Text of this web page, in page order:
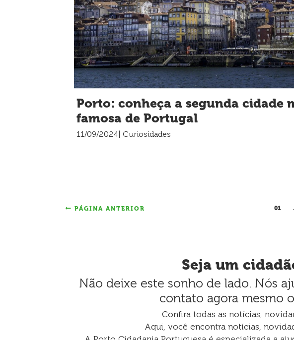
Porto: conheça a segunda cidade
famosa de Portugal
11/09/2024| Curiosidades
PÁGINA ANTERIOR 01
Seja um
Não deixe este sonho de lado. Nós
contato agora mesmo
Confira todas as notícias,
Aqui, você encontra notícias,